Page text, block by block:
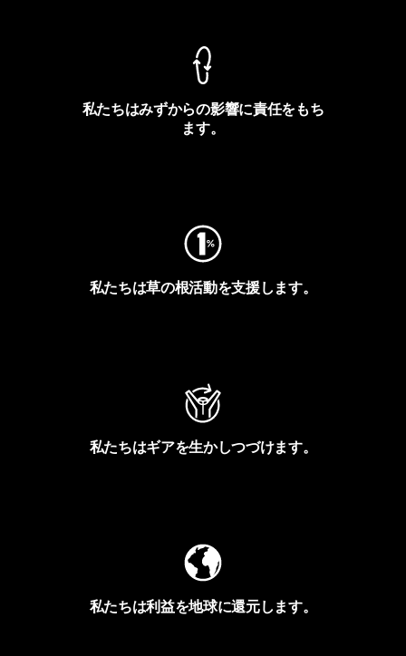
私たちはみずからの影響に責任をもち
ます。
私たちは草の根活動を支援します。
私たちはギアを生かしつづけます。
私たちは利益を地球に還元します。